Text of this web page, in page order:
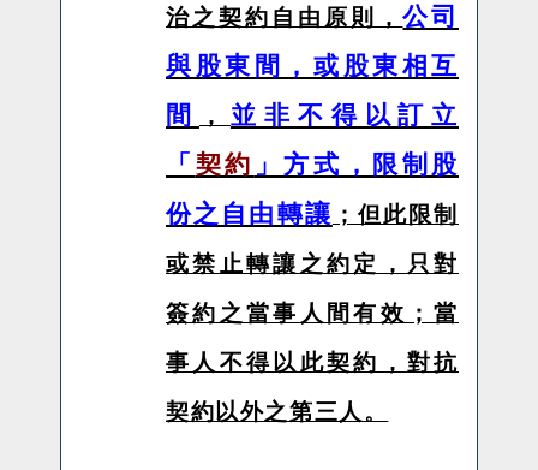
治之契約自由原則，公司
與股東間，或股東相互
間
， 並非不得以訂立
「 契約 」方式，限制股
份之自由轉讓 ；但此限制
或禁止轉讓之約定，只對
簽約之當事人間有效；當
事人不得以此契約，對抗
契約以外之第三人。